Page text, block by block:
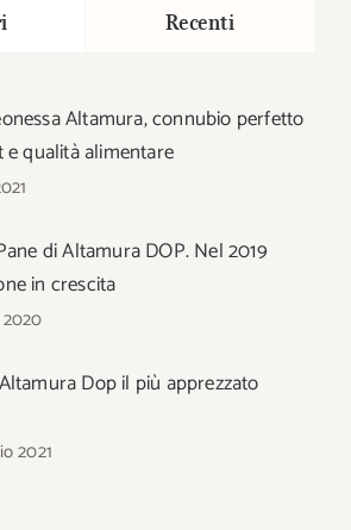
Recenti
Altamura, connubio perfetto
qualità alimentare
di Altamura DOP. Nel 2019
in crescita
Dop il più apprezzato
2021